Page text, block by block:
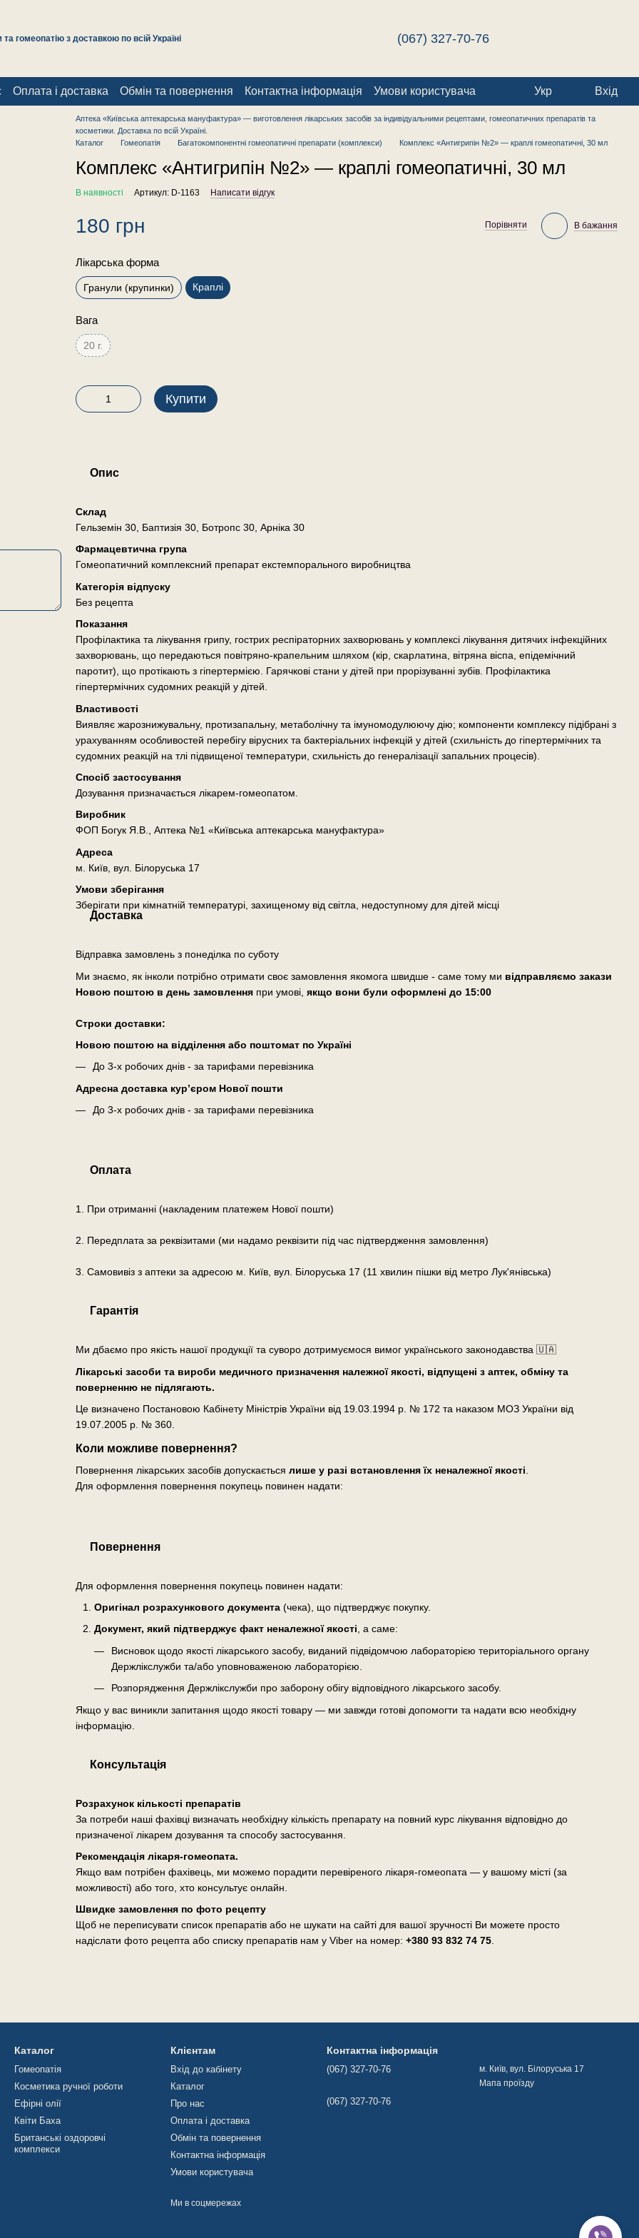
гомеопатію з доставкою по всій Україні (067) 327-70-76
Оплата і доставка Обмін та повернення Контактна інформація Умови користувача Укр Вхід
Аптека «Київська аптекарська мануфактура» — виготовлення лікарських засобів за індивідуальними рецептами, гомеопатичних препаратів та
косметики. Доставка по всій Україні.
Каталог
Гомеопатія Багатокомпонентні гомеопатичні препарати (комплекси) Комплекс «Антигрипін №2» — краплі гомеопатичні, 30 мл
Комплекс «Антигрипін №2» — краплі гомеопатичні, 30 мл
В наявності Артикул: D-1163 Написати відгук
180 грн Порівняти В бажання
Лікарська форма
Гранули (крупинки) Краплі
Вага
20 г.
Купити
Опис
Склад
Гельземін 30, Баптизія 30, Ботропс 30, Арніка 30
Фармацевтична група
Гомеопатичний комплексний препарат екстемпорального виробництва
Категорія відпуску
Без рецепта
Показання
Профілактика та лікування грипу, гострих респіраторних захворювань у комплексі лікування дитячих інфекційних
захворювань, що передаються повітряно-крапельним шляхом (кір, скарлатина, вітряна віспа, епідемічний
паротит), що протікають з гіпертермією. Гарячкові стани у дітей при прорізуванні зубів. Профілактика
гіпертермічних судомних реакцій у дітей.
Властивості
Виявляє жарознижувальну, протизапальну, метаболічну та імуномодулюючу дію; компоненти комплексу підібрані з
урахуванням особливостей перебігу вірусних та бактеріальних інфекцій у дітей (схильність до гіпертермічних та
судомних реакцій на тлі підвищеної температури, схильність до генералізації запальних процесів).
Спосіб застосування
Дозування призначається лікарем-гомеопатом.
Виробник
ФОП Богук Я.В., Аптека №1 «Київська аптекарська мануфактура»
Адреса
м. Київ, вул. Білоруська 17
Умови зберігання
Зберігати при кімнатній температурі, захищеному від світла, недоступному для дітей місці
Доставка
Відправка замовлень з понеділка по суботу
Ми знаємо, як інколи потрібно отримати своє замовлення якомога швидше - саме тому ми відправляємо закази
Новою поштою в день замовленняпри умові, якщо вони були оформлені до 15:00
Cтроки доставки:
Новою поштою на відділення або поштомат по Україні
До 3-х робочих днів - за тарифами перевізника
Адресна доставка кур’єром Нової пошти
До 3-х робочих днів - за тарифами перевізника
Оплата
1. При отриманні (накладеним платежем Нової пошти)
2. Передплата за реквізитами (ми надамо реквізити під час підтвердження замовлення)
3. Самовивіз з аптеки за адресою м. Київ, вул. Білоруська 17 (11 хвилин пішки від метро Лук'янівська)
Гарантія
Ми дбаємо про якість нашої продукції та суворо дотримуємося вимог українського законодавства 🇺🇦
Лікарські засоби та вироби медичного призначення належної якості, відпущені з аптек, обміну та
поверненню не підлягають.
Це визначено Постановою Кабінету Міністрів України від 19.03.1994 р. № 172 та наказом МОЗ України від
19.07.2005 р. № 360.
Коли можливе повернення?
Повернення лікарських засобів допускається лише у разі встановлення їх неналежної якості.
Для оформлення повернення покупець повинен надати:
Повернення
Для оформлення повернення покупець повинен надати:
Оригінал розрахункового документа(чека), що підтверджує покупку.
Документ, який підтверджує факт неналежної якості, а саме:
Висновок щодо якості лікарського засобу, виданий підвідомчою лабораторією територіального органу
Держлікслужби та/або уповноваженою лабораторією.
Розпорядження Держлікслужби про заборону обігу відповідного лікарського засобу.
Якщо у вас виникли запитання щодо якості товару — ми завжди готові допомогти та надати всю необхідну
інформацію.
Консультація
Розрахунок кількості препаратів
За потреби наші фахівці визначать необхідну кількість препарату на повний курс лікування відповідно до
призначеної лікарем дозування та способу застосування.
Рекомендація лікаря-гомеопата.
Якщо вам потрібен фахівець, ми можемо порадити перевіреного лікаря-гомеопата — у вашому місті (за
можливості) або того, хто консультує онлайн.
Швидке замовлення по фото рецепту
Щоб не переписувати список препаратів або не шукати на сайті для вашої зручності Ви можете просто
надіслати фото рецепта або списку препаратів нам у Viber на номер: +380 93 832 74 75.
Каталог
Гомеопатія
Косметика ручної роботи
Ефірні олії
Квіти Баха
Британські оздоровчі
комплекси
Клієнтам
Вхід до кабінету
Каталог
Про нас
Оплата і доставка
Обмін та повернення
Контактна інформація
Умови користувача
Ми в соцмережах
Контактна інформація
(067) 327-70-76
(067) 327-70-76
м. Київ, вул. Білоруська 17
Мапа проїзду